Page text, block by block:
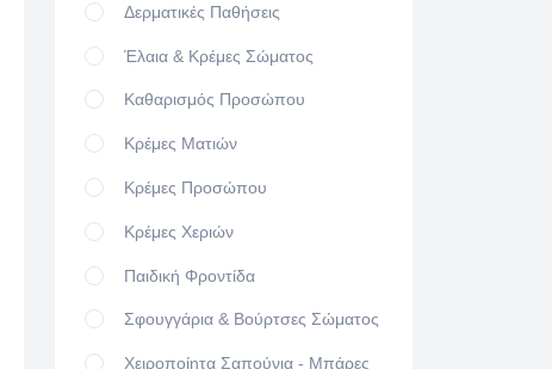
Δερματικές Παθήσεις
Έλαια & Κρέμες Σώματος
Καθαρισμός Προσώπου
Κρέμες Ματιών
Κρέμες Προσώπου
Κρέμες Χεριών
Παιδική Φροντίδα
Σφουγγάρια & Βούρτσες Σώματος
Χειροποίητα Σαπούνια - Μπάρες